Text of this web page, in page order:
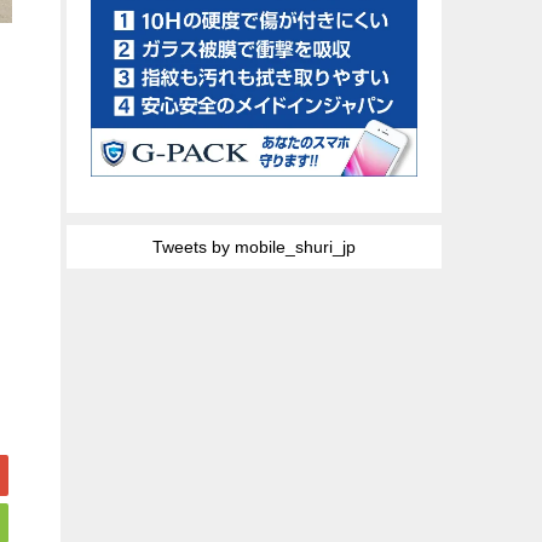
Tweets by mobile_shuri_jp